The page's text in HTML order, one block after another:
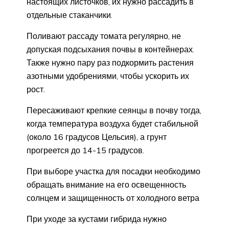
отдельные стаканчики.
Поливают рассаду томата регулярно, не
допуская подсыхания почвы в контейнерах.
Также нужно пару раз подкормить растения
азотными удобрениями, чтобы ускорить их
рост.
Пересаживают крепкие сеянцы в почву тогда,
когда температура воздуха будет стабильной
(около 16 градусов Цельсия), а грунт
прогреется до 14-15 градусов.
При выборе участка для посадки необходимо
обращать внимание на его освещенность
солнцем и защищенность от холодного ветра
При уходе за кустами гибрида нужно